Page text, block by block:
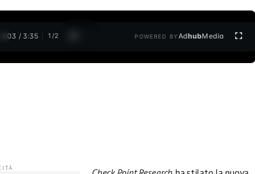
0:05 / 3:35 1 /2 POWERED BYAdhubMedia